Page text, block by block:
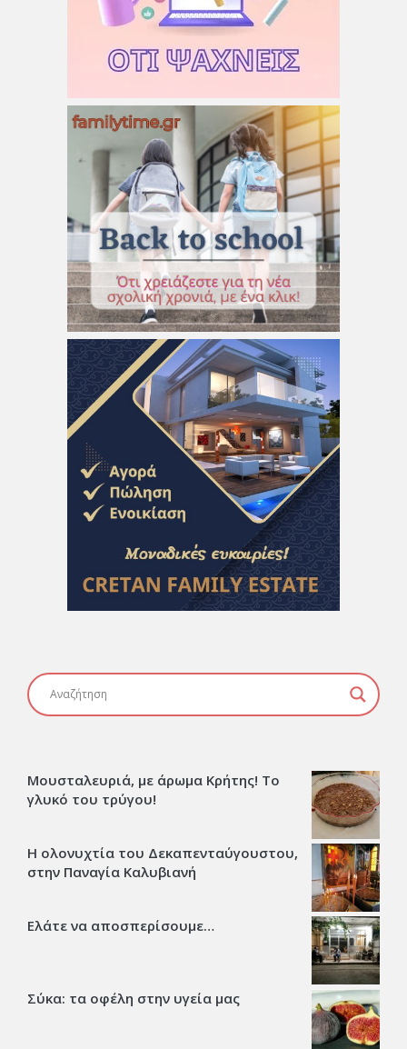
Μουσταλευριά, με άρωμα Κρήτης! Το
γλυκό του τρύγου!
Η ολονυχτία του Δεκαπενταύγουστου,
στην Παναγία Καλυβιανή
Ελάτε να αποσπερίσουμε…
Σύκα: τα οφέλη στην υγεία μας